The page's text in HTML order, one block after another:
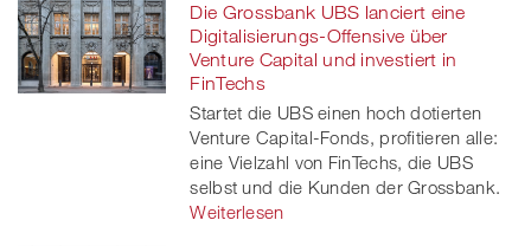
Die Grossbank UBS lanciert eine
Digitalisierungs-Offensive über
Venture Capital und investiert in
FinTechs
Startet die UBS einen hoch dotierten
Venture Capital-Fonds, profitieren alle:
eine Vielzahl von FinTechs, die UBS
selbst und die Kunden der Grossbank.
Weiterlesen